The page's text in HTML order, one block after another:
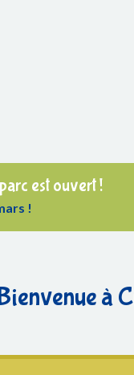
est ouvert !
!
à